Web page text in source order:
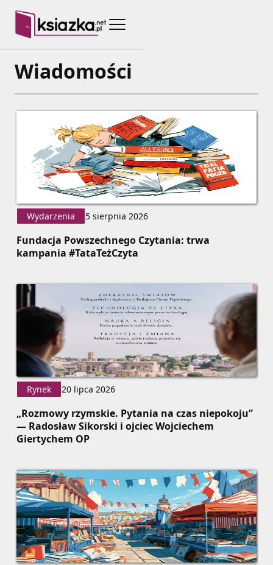
Wiadomości
Wydarzenia 5 sierpnia 2026
Fundacja Powszechnego Czytania: trwa
kampania #TataTeżCzyta
Rynek 20 lipca 2026
„Rozmowy rzymskie. Pytania na czas niepokoju”
— Radosław Sikorski i ojciec Wojciechem
Giertychem OP